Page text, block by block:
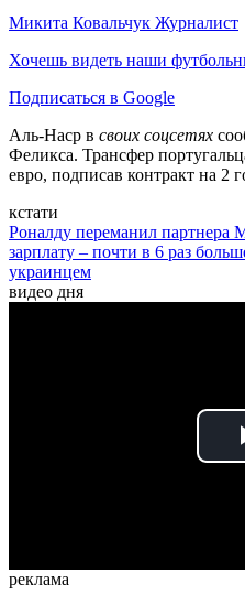
Микита Ковальчук Журналист
Хочешь видеть наши
Подписаться в Google
Аль-Наср в своих соцсетях
Феликса. Трансфер
евро, подписав контракт на 2
кстати
Роналду переманил
зарплату – почти в 6 раз
украинцем
видео дня
реклама